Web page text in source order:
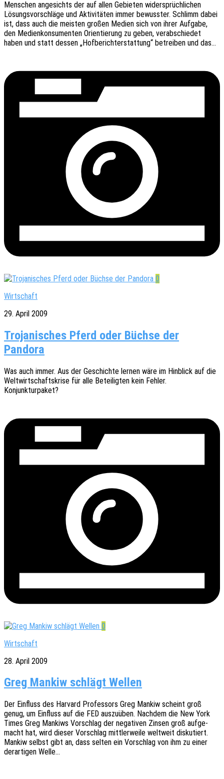
Menschen ange­sichts der auf allen Gebie­ten wider­sprüch­li­chen
Lösungs­vor­schlä­ge und Akti­vi­tä­ten immer bewuss­ter. Schlimm dabei
ist, dass auch die meis­ten großen Medien sich von ihrer Aufga­be,
den Medi­en­kon­su­men­ten Orien­tie­rung zu geben, verab­schie­det
haben und statt dessen „Hofbe­richt­erstat­tung“ betrei­ben und das…
0
Wirtschaft
29. April 2009
Trojanisches Pferd oder Büchse der
Pandora
Was auch immer. Aus der Geschich­te lernen wäre im Hinblick auf die
Welt­wirt­schafts­kri­se für alle Betei­lig­ten kein Fehler.
Konjunkturpaket?
0
Wirtschaft
28. April 2009
Greg Mankiw schlägt Wellen
Der Einfluss des Harvard Profes­sors Greg Mankiw scheint groß
genug, um Einfluss auf die FED auszu­üben. Nach­dem die New York
Times Greg Mankiws Vorschlag der nega­ti­ven Zinsen groß aufge­
macht hat, wird dieser Vorschlag mitt­ler­wei­le welt­weit disku­tiert.
Mankiw selbst gibt an, dass selten ein Vorschlag von ihm zu einer
derar­ti­gen Welle…